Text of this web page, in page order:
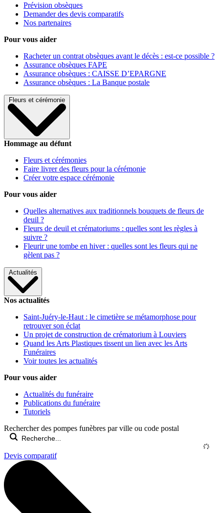
Prévision obsèques
Demander des devis comparatifs
Nos partenaires
Pour vous aider
Racheter un contrat obsèques avant le décès : est-ce possible ?
Assurance obsèques FAPE
Assurance obsèques : CAISSE D’EPARGNE
Assurance obsèques : La Banque postale
Fleurs et cérémonie
Hommage au défunt
Fleurs et cérémonies
Faire livrer des fleurs pour la cérémonie
Créer votre espace cérémonie
Pour vous aider
Quelles alternatives aux traditionnels bouquets de fleurs de
deuil ?
Fleurs de deuil et crématoriums : quelles sont les règles à
suivre ?
Fleurir une tombe en hiver : quelles sont les fleurs qui ne
gèlent pas ?
Actualités
Nos actualités
Saint-Juéry-le-Haut : le cimetière se métamorphose pour
retrouver son éclat
Un projet de construction de crématorium à Louviers
Quand les Arts Plastiques tissent un lien avec les Arts
Funéraires
Voir toutes les actualités
Pour vous aider
Actualités du funéraire
Publications du funéraire
Tutoriels
Rechercher des pompes funèbres par ville ou code postal
Devis comparatif